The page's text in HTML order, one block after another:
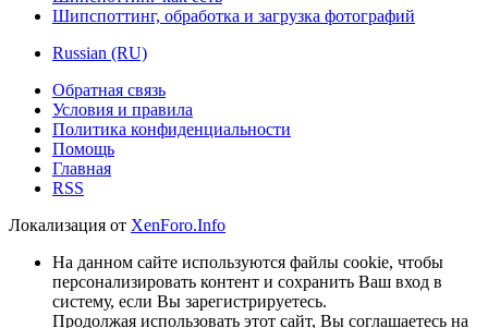
Шипспоттинг, обработка и загрузка фотографий
Russian (RU)
Обратная связь
Условия и правила
Политика конфиденциальности
Помощь
Главная
RSS
Локализация от XenForo.Info
На данном сайте используются файлы cookie, чтобы
персонализировать контент и сохранить Ваш вход в
систему, если Вы зарегистрируетесь.
Продолжая использовать этот сайт, Вы соглашаетесь на